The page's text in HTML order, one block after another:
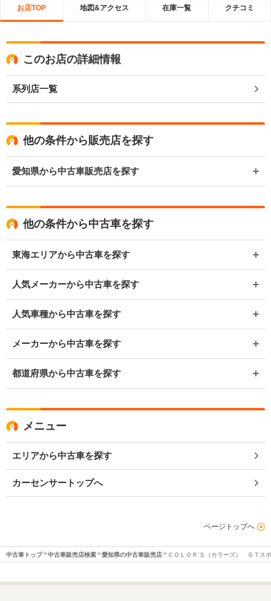
お店TOP 地図&アクセス 在庫一覧 クチコミ
このお店の詳細情報
系列店一覧
他の条件から販売店を探す
愛知県から中古車販売店を探す
他の条件から中古車を探す
東海エリアから中古車を探す
人気メーカーから中古車を探す
人気車種から中古車を探す
メーカーから中古車を探す
都道府県から中古車を探す
メニュー
エリアから中古車を探す
カーセンサートップへ
ページトップへ
中古車トップ 中古車販売店検索 愛知県の中古車販売店 ＣＯＬＯＲ’Ｓ（カラーズ） ＧＴス